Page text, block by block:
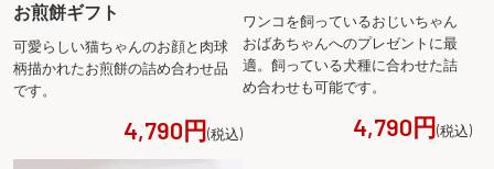
お煎餅ギフト
可愛らしい猫ちゃんのお顔と肉球
柄描かれたお煎餅の詰め合わせ品
です。
4,790円(税込)
ワンコを飼っているおじいちゃん
おばあちゃんへのプレゼントに最
適。飼っている犬種に合わせた詰
め合わせも可能です。
4,790円(税込)